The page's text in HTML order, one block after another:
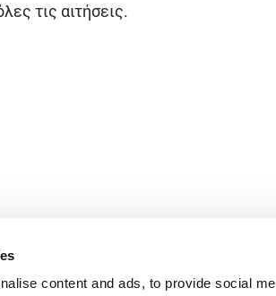
content and ads, to provide social
τις αιτήσεις.